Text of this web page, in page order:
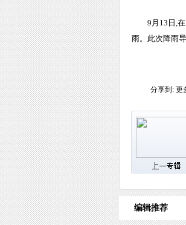
9月13日,
雨。此次降雨
分享到: 更
编辑推荐